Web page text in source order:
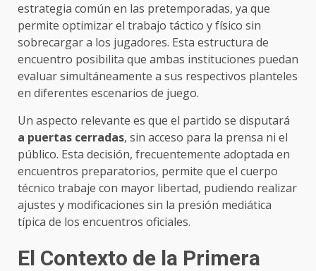
estrategia común en las pretemporadas, ya que
permite optimizar el trabajo táctico y físico sin
sobrecargar a los jugadores. Esta estructura de
encuentro posibilita que ambas instituciones puedan
evaluar simultáneamente a sus respectivos planteles
en diferentes escenarios de juego.
Un aspecto relevante es que el partido se disputará
a puertas cerradas, sin acceso para la prensa ni el
público. Esta decisión, frecuentemente adoptada en
encuentros preparatorios, permite que el cuerpo
técnico trabaje con mayor libertad, pudiendo realizar
ajustes y modificaciones sin la presión mediática
típica de los encuentros oficiales.
El Contexto de la Primera